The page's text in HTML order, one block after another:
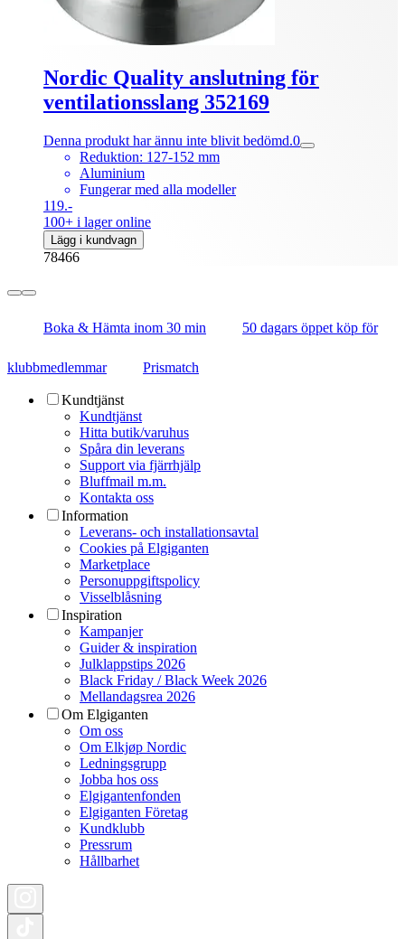
Nordic Quality anslutning för
ventilationsslang 352169
Denna produkt har ännu inte blivit bedömd.0
Reduktion: 127-152 mm
Aluminium
Fungerar med alla modeller
119.-
100+ i lager online
Lägg i kundvagn
78466
Boka & Hämta inom 30 min 50 dagars öppet köp för
klubbmedlemmar Prismatch
Kundtjänst
Kundtjänst
Hitta butik/varuhus
Spåra din leverans
Support via fjärrhjälp
Bluffmail m.m.
Kontakta oss
Information
Leverans- och installationsavtal
Cookies på Elgiganten
Marketplace
Personuppgiftspolicy
Visselblåsning
Inspiration
Kampanjer
Guider & inspiration
Julklappstips 2026
Black Friday / Black Week 2026
Mellandagsrea 2026
Om Elgiganten
Om oss
Om Elkjøp Nordic
Ledningsgrupp
Jobba hos oss
Elgigantenfonden
Elgiganten Företag
Kundklubb
Pressrum
Hållbarhet